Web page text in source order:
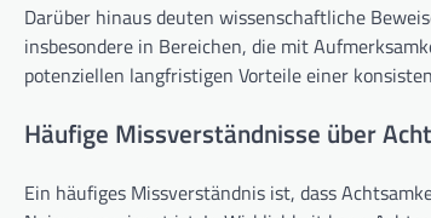
Darüber hinaus deuten wissenschaftliche
insbesondere in Bereichen, die mit
potenziellen langfristigen Vorteile einer
Häufige Missverständnisse über
Ein häufiges Missverständnis ist, dass